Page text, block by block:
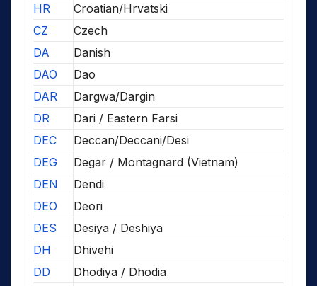
HR
Croatian/Hrvatski
CZ
Czech
DA
Danish
DAO
Dao
DAR
Dargwa/Dargin
DR
Dari / Eastern Farsi
DEC
Deccan/Deccani/Desi
DEG
Degar / Montagnard (Vietnam)
DEN
Dendi
DEO
Deori
DES
Desiya / Deshiya
DH
Dhivehi
DD
Dhodiya / Dhodia